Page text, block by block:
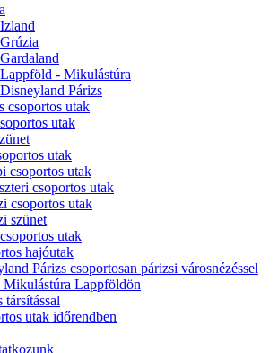
Izland
Grúzia
Gardaland
Lappföld - Mikulástúra
Disneyland Párizs
csoportos utak
utak
utak
csoportos utak
csoportos utak
csoportos utak
szünet
utak
hajóutak
Párizs csoportosan párizsi városnézéssel
Mikulástúra Lappföldön
társítással
utak időrendben